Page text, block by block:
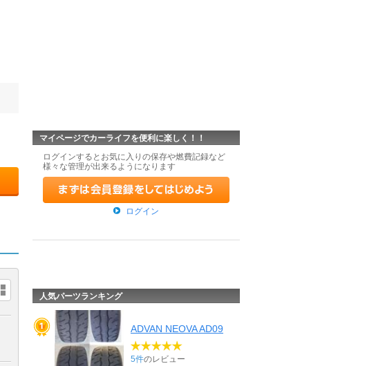
マイページでカーライフを便利に楽しく！！
ログインするとお気に入りの保存や燃費記録など
様々な管理が出来るようになります
ログイン
人気パーツランキング
ADVAN NEOVA AD09
5件のレビュー